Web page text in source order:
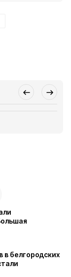
в белгородских